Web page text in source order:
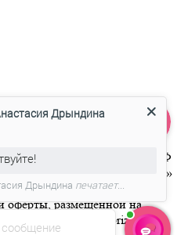
800-350-94-36 Бесплатный РФ
«Признание»
свою деятельность на
оферты, размещенной на
по адресу artpriznanie.ru
Дрындина
Дрындина печатает...